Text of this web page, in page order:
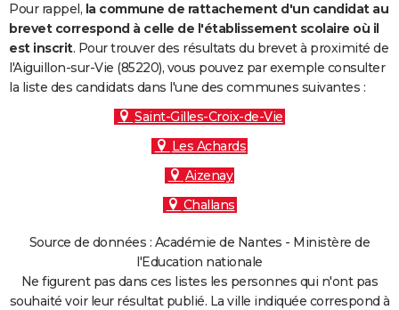
S'inscrire
Se connecter
Lycées
Collèges
Primaires
Universités
Entreprises
Service militaire
Avis de recherche
AVIS DE DÉCÈS
FORUM
Pour rappel, la commune de rattachement d'un candidat au
brevet correspond à celle de l'établissement scolaire où il
est inscrit. Pour trouver des résultats du brevet à proximité de
l'Aiguillon-sur-Vie (85220), vous pouvez par exemple consulter
la liste des candidats dans l'une des communes suivantes :
Saint-Gilles-Croix-de-Vie
Les Achards
Aizenay
Challans
Source de données : Académie de Nantes - Ministère de
l'Education nationale
Ne figurent pas dans ces listes les personnes qui n'ont pas
souhaité voir leur résultat publié. La ville indiquée correspond à